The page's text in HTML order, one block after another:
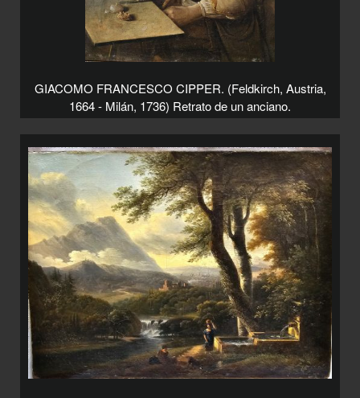
GIACOMO FRANCESCO CIPPER. (Feldkirch, Austria,
1664 - Milán, 1736) Retrato de un anciano.